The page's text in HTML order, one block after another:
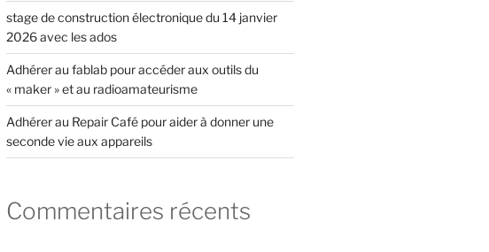
stage de construction électronique du 14 janvier
2026 avec les ados
Adhérer au fablab pour accéder aux outils du
« maker » et au radioamateurisme
Adhérer au Repair Café pour aider à donner une
seconde vie aux appareils
Commentaires récents